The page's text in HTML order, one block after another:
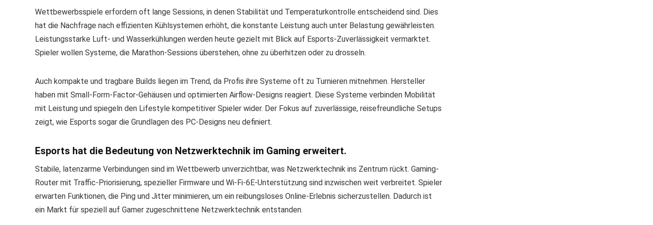
Wettbewerbsspiele erfordern oft lange Sessions, in denen Stabilität und Temperaturkontrolle entscheidend sind. Dies
hat die Nachfrage nach effizienten Kühlsystemen erhöht, die konstante Leistung auch unter Belastung gewährleisten.
Leistungsstarke Luft- und Wasserkühlungen werden heute gezielt mit Blick auf Esports-Zuverlässigkeit vermarktet.
Spieler wollen Systeme, die Marathon-Sessions überstehen, ohne zu überhitzen oder zu drosseln.
Auch kompakte und tragbare Builds liegen im Trend, da Profis ihre Systeme oft zu Turnieren mitnehmen. Hersteller
haben mit Small-Form-Factor-Gehäusen und optimierten Airflow-Designs reagiert. Diese Systeme verbinden Mobilität
mit Leistung und spiegeln den Lifestyle kompetitiver Spieler wider. Der Fokus auf zuverlässige, reisefreundliche Setups
zeigt, wie Esports sogar die Grundlagen des PC-Designs neu definiert.
Esports hat die Bedeutung von Netzwerktechnik im Gaming erweitert.
Stabile, latenzarme Verbindungen sind im Wettbewerb unverzichtbar, was Netzwerktechnik ins Zentrum rückt. Gaming-
Router mit Traffic-Priorisierung, spezieller Firmware und Wi-Fi-6E-Unterstützung sind inzwischen weit verbreitet. Spieler
erwarten Funktionen, die Ping und Jitter minimieren, um ein reibungsloses Online-Erlebnis sicherzustellen. Dadurch ist
ein Markt für speziell auf Gamer zugeschnittene Netzwerktechnik entstanden.